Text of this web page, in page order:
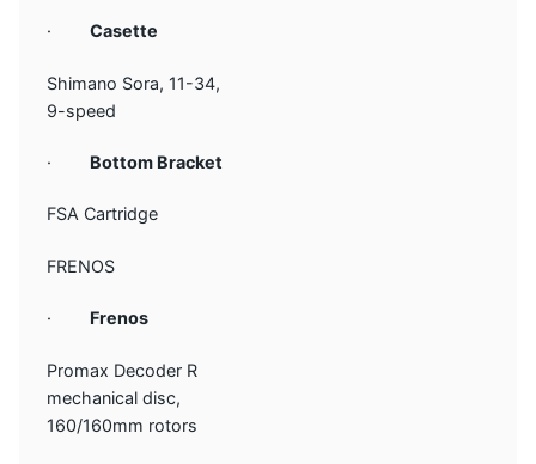
·Casette
Shimano Sora, 11-34,
9-speed
· Bottom Bracket
FSA Cartridge
FRENOS
· Frenos
Promax Decoder R
mechanical disc,
160/160mm rotors